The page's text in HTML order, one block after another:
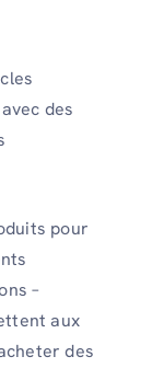
des
pour
–
aux
des